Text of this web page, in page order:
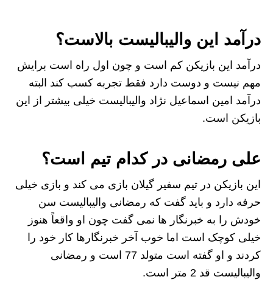
درآمد این والیبالیست بالاست؟
درآمد این بازیکن کم است و چون اول راه است برایش
مهم نیست و دوست دارد فقط تجربه کسب کند البته
درآمد امین اسماعیل نژاد والیبالیست خیلی بیشتر از این
بازیکن است.
علی رمضانی در کدام تیم است؟
این بازیکن در تیم سفیر گیلان بازی می کند و بازی خیلی
حرفه دارد و باید گفت که رمضانی والیبالیست سن
خودش را به خبرنگار ها نمی گفت چون او واقعاً هنوز
خیلی کوچک است اما خوب آخر خبرنگارها کار خود را
کردند و او گفته است متولد 77 است و رمضانی
والیبالیست قد 2 متر است.